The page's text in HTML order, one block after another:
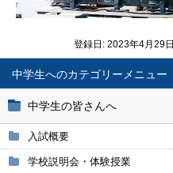
中学生へ
中学生の皆さんへ
入試概要
学校説明会・体験授業
登録日: 2023年4月29日